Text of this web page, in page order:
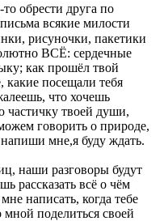
обрести друга по
всякие милости
рисуночки, пакетики
ВСЁ: сердечные
как прошёл твой
какие посещали тебя
что хочешь
частичку твоей души,
говорить о природе,
мне,я буду ждать.
наши разговоры будут
рассказать всё о чём
написать, когда тебе
поделиться своей